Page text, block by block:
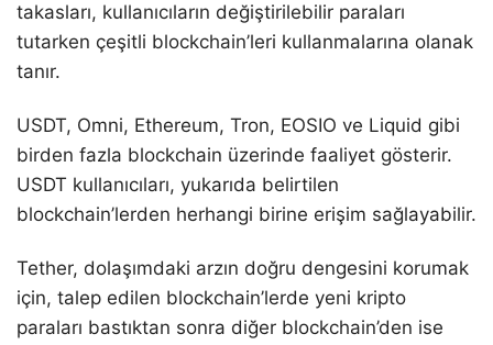
takasları, kullanıcıların değiştirilebilir paraları
tutarken çeşitli blockchain’leri kullanmalarına olanak
tanır.
USDT, Omni, Ethereum, Tron, EOSIO ve Liquid gibi
birden fazla blockchain üzerinde faaliyet gösterir.
USDT kullanıcıları, yukarıda belirtilen
blockchain’lerden herhangi birine erişim sağlayabilir.
Tether, dolaşımdaki arzın doğru dengesini korumak
için, talep edilen blockchain’lerde yeni kripto
paraları bastıktan sonra diğer blockchain’den ise